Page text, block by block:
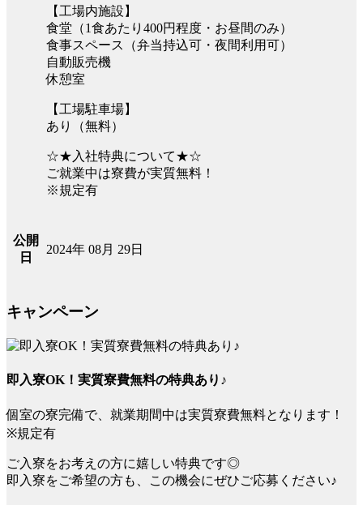
【工場内施設】
食堂（1食あたり400円程度・お昼間のみ）
食事スペース（弁当持込可・夜間利用可）
自動販売機
休憩室
【工場駐車場】
あり（無料）
☆★入社特典について★☆
ご就業中は寮費が実質無料！
※規定有
公開
日
2024年 08月 29日
キャンペーン
即入寮OK！実質寮費無料の特典あり♪
個室の寮完備で、就業期間中は実質寮費無料となります！
※規定有
ご入寮をお考えの方に嬉しい特典です◎
即入寮をご希望の方も、この機会にぜひご応募ください♪